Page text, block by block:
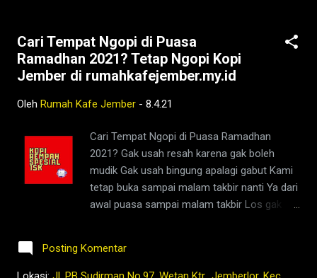
#penikmatkopi #kopihijau #kopienak
#coffeetime #coffeeaddict #ngopisore
#rokenrol #coffeebeans #coffeelovers
#photooftheday #TetapProtokolNewNormal
kopi di jember,jenis kopi jember,kafe di
jember,kopi jember,bisnis coffee shop di
indonesia,harga kopi jember,bisnis coffee
shop,warung kopi jember,kopi nyaman di
lambung,rumah,2021,tubruk,pandemi,covid19,
a belanda,ne...
Cari Tempat Ngopi di Puasa
Ramadhan 2021? Tetap Ngopi Kopi
Jember di rumahkafejember.my.id
Oleh Rumah Kafe Jember - 8.4.21
Cari Tempat Ngopi di Puasa Ramadhan
2021? Gak usah resah karena gak boleh
mudik Gak usah bingung apalagi gabut Kami
tetap buka sampai malam takbir nanti Ya dari
awal puasa sampai malam takbir Los gak
dapur mulai 19.00 wib Tetap Ngopi Kopi
Jember di www.rumahkafejember.my.id KOPI
Posting Komentar